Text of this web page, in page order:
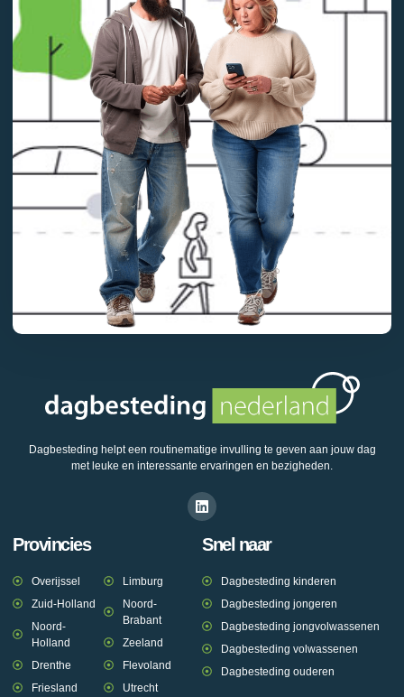
Dagbesteding helpt een routinematige invulling te geven aan jouw dag
met leuke en interessante ervaringen en bezigheden.
Provincies
Overijssel
Zuid-Holland
Noord-
Holland
Drenthe
Friesland
Limburg
Noord-
Brabant
Zeeland
Flevoland
Utrecht
Snel naar
Dagbesteding kinderen
Dagbesteding jongeren
Dagbesteding jongvolwassenen
Dagbesteding volwassenen
Dagbesteding ouderen